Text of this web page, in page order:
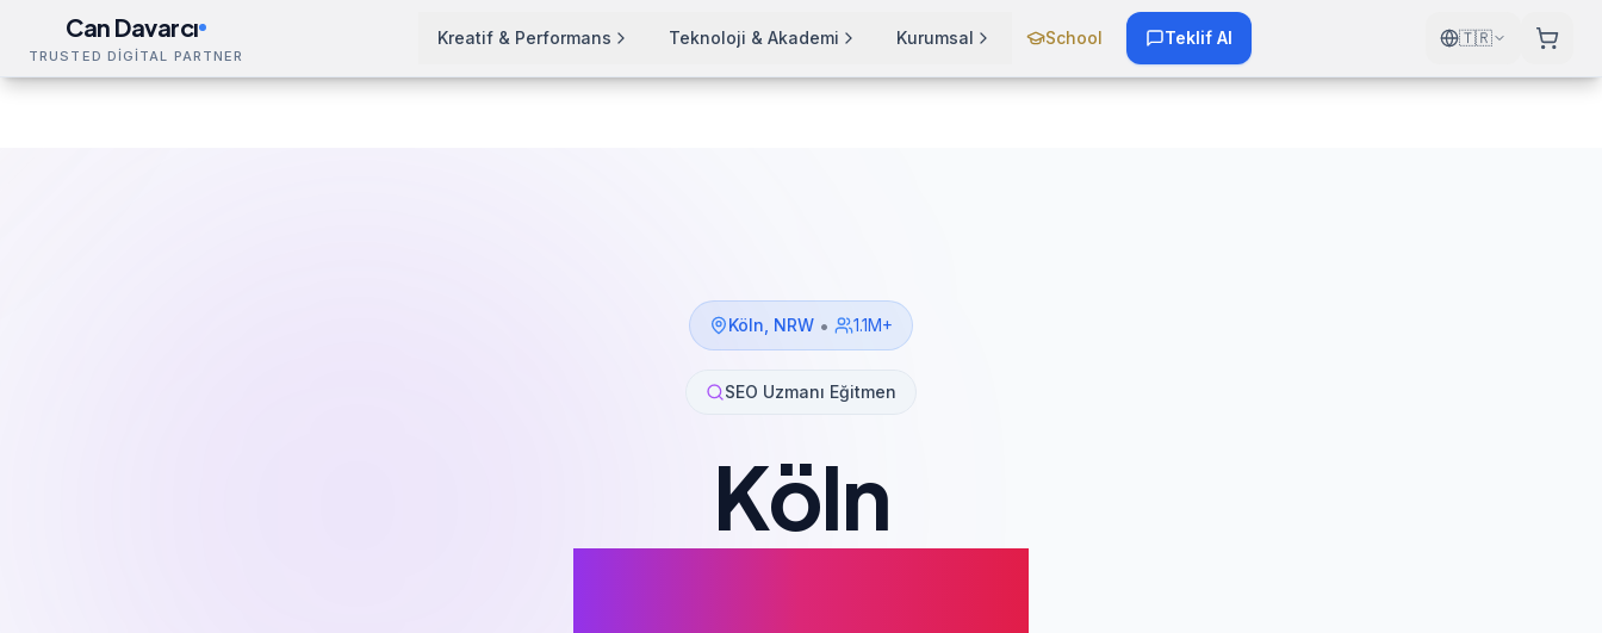
Can Davarcı
TRUSTED DİGİTAL PARTNER
Kreatif & Performans Teknoloji & Akademi Kurumsal School Teklif Al 🇹🇷
Köln NRW • 1.1M+
SEO Uzmanı Eğitmen
Köln